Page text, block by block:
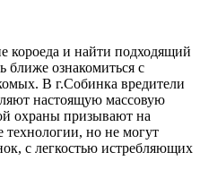
короеда и найти подходящий
ближе ознакомиться с
В г.Собинка вредители
настоящую массовую
охраны призывают на
но не могут
с легкостью истребляющих